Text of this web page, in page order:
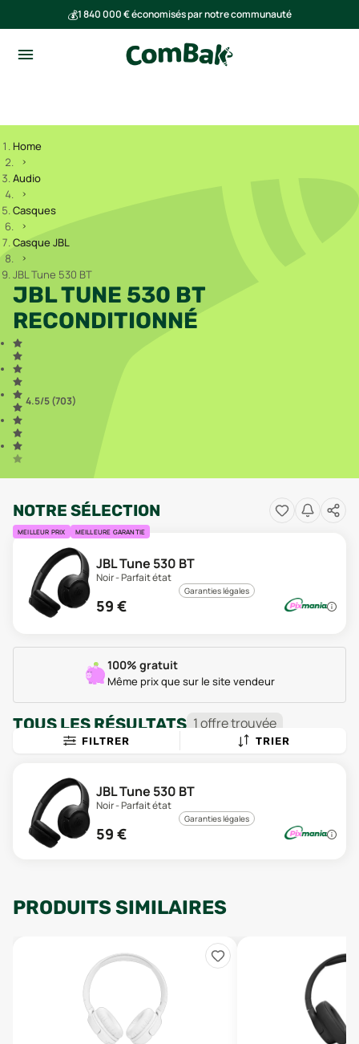
💰1 840 000 € économisés par notre communauté
Home
Audio
Casques
Casque JBL
JBL Tune 530 BT
JBL TUNE 530 BT
RECONDITIONNÉ
4.5/5 (703)
NOTRE SÉLECTION
MEILLEUR PRIX MEILLEURE GARANTIE
JBL Tune 530 BT
Noir - Parfait état
Garanties légales
59 €
100% gratuit
Même prix que sur le site vendeur
TOUS LES RÉSULTATS 1offretrouvée
FILTRER TRIER
JBL Tune 530 BT
Noir - Parfait état
Garanties légales
59 €
PRODUITS SIMILAIRES